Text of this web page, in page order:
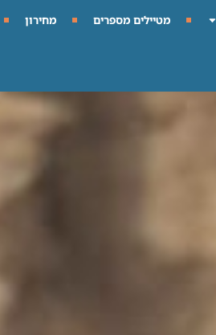
מטיילים מספרים מחירון